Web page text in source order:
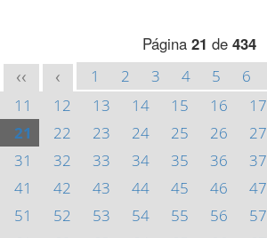
Página 21 de 434
<< < 1 2 3 4 5 6
11
12 13 14 15 16 17
21
22 23 24 25 26 27
31
32 33 34 35 36 37
41
42 43 44 45 46 47
51
52 53 54 55 56 57